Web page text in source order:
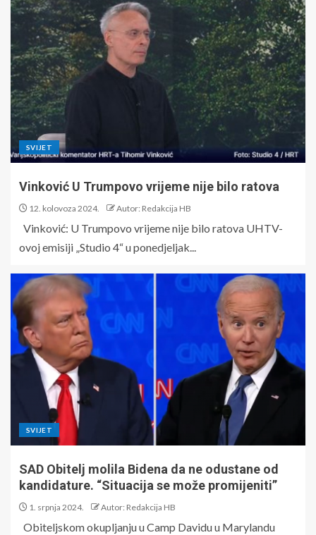
SVIJET
Vinković U Trumpovo vrijeme nije bilo ratova
12. kolovoza 2024. Autor: Redakcija HB
Vinković: U Trumpovo vrijeme nije bilo ratova UHTV-
ovoj emisiji „Studio 4“ u ponedjeljak...
SVIJET
SAD Obitelj molila Bidena da ne odustane od
kandidature. “Situacija se može promijeniti”
1. srpnja 2024. Autor: Redakcija HB
Obiteljskom okupljanju u Camp Davidu u Marylandu